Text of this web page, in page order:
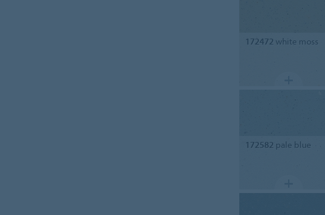
172472 white moss
172582 pale blue